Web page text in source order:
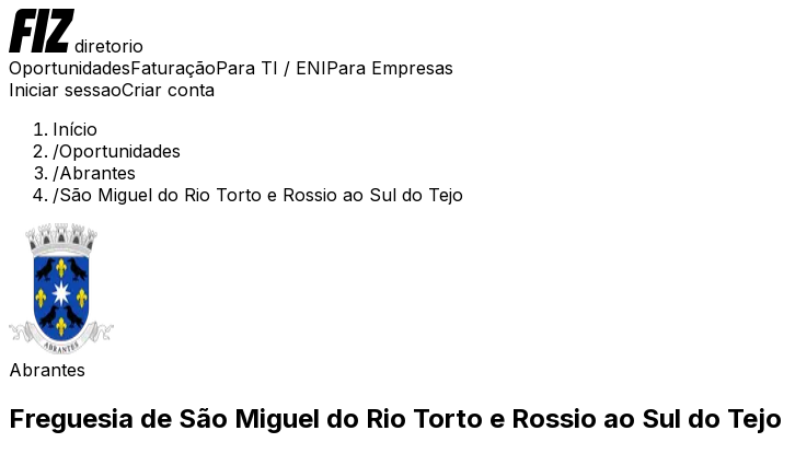
diretorio
OportunidadesFaturaçãoPara TI / ENIPara Empresas
Iniciar sessaoCriar conta
Início
/Oportunidades
/Abrantes
/São Miguel do Rio Torto e Rossio ao Sul do Tejo
Abrantes
Freguesia de São Miguel do Rio Torto e Rossio ao Sul do Tejo